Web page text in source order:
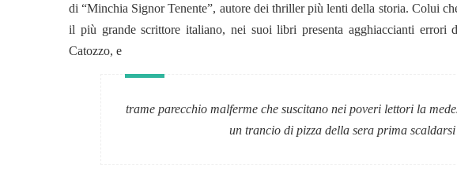
di “Minchia Signor Tenente”, autore dei thriller più lenti della storia. Colui
il più grande scrittore italiano, nei suoi libri presenta agghiaccianti errori
Catozzo, e
trame parecchio malferme che suscitano nei poveri lettori la
un trancio di pizza della sera prima